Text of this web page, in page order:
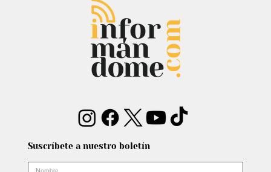
Suscríbete a nuestro boletín